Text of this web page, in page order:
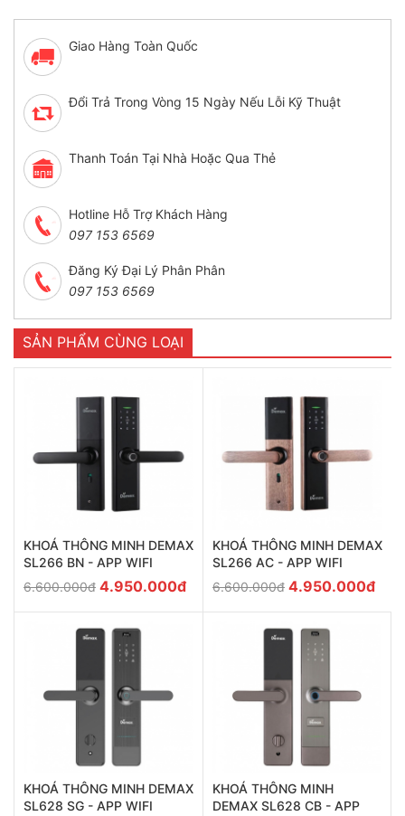
Giao Hàng Toàn Quốc
Đổi Trả Trong Vòng 15 Ngày Nếu Lỗi Kỹ Thuật
Thanh Toán Tại Nhà Hoặc Qua Thẻ
Hotline Hỗ Trợ Khách Hàng
097 153 6569
Đăng Ký Đại Lý Phân Phân
097 153 6569
SẢN PHẨM CÙNG LOẠI
KHOÁ THÔNG MINH DEMAX
SL266 BN - APP WIFI
6.600.000đ 4.950.000đ
KHOÁ THÔNG MINH DEMAX
SL266 AC - APP WIFI
6.600.000đ 4.950.000đ
KHOÁ THÔNG MINH DEMAX
SL628 SG - APP WIFI
KHOÁ THÔNG MINH
DEMAX SL628 CB - APP